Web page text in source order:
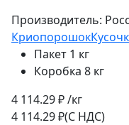
Производитель:
Криопорошок
Пакет 1 кг
Коробка 8 кг
4 114.29 ₽ /кг
4 114.29 ₽(С НДС)